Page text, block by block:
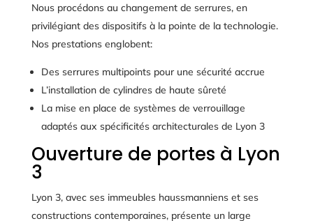
Nous procédons au changement de serrures, en
privilégiant des dispositifs à la pointe de la technologie.
Nos prestations englobent:
Des serrures multipoints pour une sécurité accrue
L’installation de cylindres de haute sûreté
La mise en place de systèmes de verrouillage
adaptés aux spécificités architecturales de Lyon 3
Ouverture de portes à Lyon
3
Lyon 3, avec ses immeubles haussmanniens et ses
constructions contemporaines, présente un large